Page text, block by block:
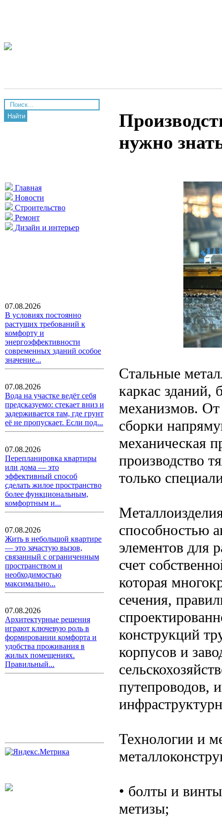
Найти
Главная
Новости
Строительство
Ремонт
Дизайн и интерьер
07.08.2026
В условиях постоянно
растущих требований к
комфорту и
энергоэффективности
современных зданий особое
значение...
07.08.2026
Вода на участке ведёт себя
предсказуемо: стекает вниз и
задерживается там, где грунт
её не пропускает. Если под...
07.08.2026
Перепланировка квартиры
или дома — это
эффективный способ
сделать жилое пространство
более функциональным,
комфортным и...
07.08.2026
Жить в небольшой квартире
— это зачастую вызов,
связанный с ограниченным
пространством и
необходимостью
максимально...
07.08.2026
Архитектурные решения
играют ключевую роль в
формировании комфорта и
удобства проживания в
жилых помещениях.
Правильный...
нужно
Стальные
каркас зданий,
механизмов. От
сборки
механическая
производство
только
способностью
элементов для
счет
которая
сечения,
конструкций
корпусов и
путепроводов,
Технологии и
• болты и
метизы;